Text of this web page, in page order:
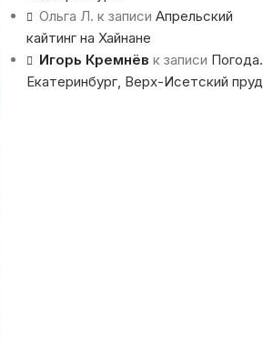
Ольга Л. к записи Апрельский
кайтинг на Хайнане
Игорь Кремнёв к записи Погода.
Екатеринбург, Верх-Исетский пруд